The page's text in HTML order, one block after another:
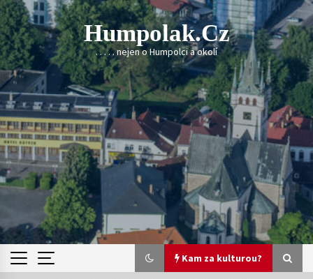
Skip
to
content
Humpolak.cz
. . . . . nejen o Humpolci a okolí
Kam za kulturou?